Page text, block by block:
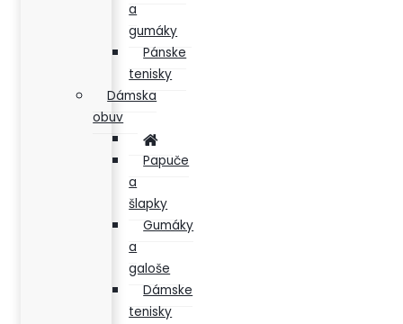
a
gumáky
Pánske
tenisky
Dámska
obuv
Papuče
a
šlapky
Gumáky
a
galoše
Dámske
tenisky